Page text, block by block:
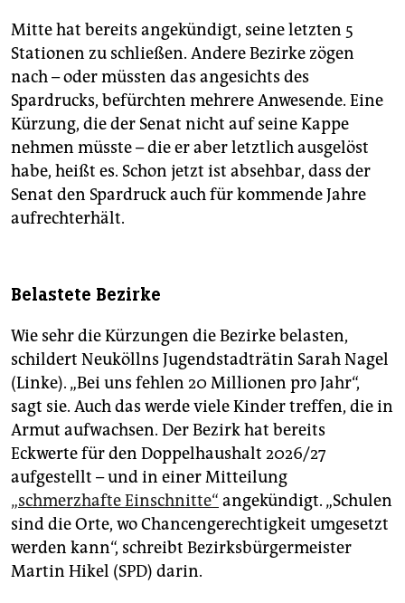
Mitte hat bereits angekündigt, seine letzten 5
Stationen zu schließen. Andere Bezirke zögen
nach – oder müssten das angesichts des
Spardrucks, befürchten mehrere Anwesende. Eine
Kürzung, die der Senat nicht auf seine Kappe
nehmen müsste – die er aber letztlich ausgelöst
habe, heißt es. Schon jetzt ist absehbar, dass der
Senat den Spardruck auch für kommende Jahre
aufrechterhält.
Belastete Bezirke
Wie sehr die Kürzungen die Bezirke belasten,
schildert Neuköllns Jugendstadträtin Sarah Nagel
(Linke). „Bei uns fehlen 20 Millionen pro Jahr“,
sagt sie. Auch das werde viele Kinder treffen, die in
Armut aufwachsen. Der Bezirk hat bereits
Eckwerte für den Doppelhaushalt 2026/27
aufgestellt – und in einer Mitteilung
„schmerzhafte Einschnitte“ angekündigt. „Schulen
sind die Orte, wo Chancengerechtigkeit umgesetzt
werden kann“, schreibt Bezirksbürgermeister
Martin Hikel (SPD) darin.